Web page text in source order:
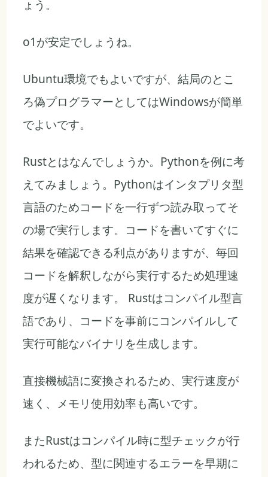
ょう。
o1が安定でしょうね。
Ubuntu環境でもよいですが、結局のとこ
ろ偽プログラマーとしてはWindowsが簡単
でよいです。
Rustとはなんでしょうか。Pythonを例に考
えてみましょう。Pythonはインタプリタ型
言語のためコードを一行ずつ読み取ってそ
の場で実行します。コードを書いてすぐに
結果を確認できる利点がありますが、毎回
コードを解釈しながら実行するため処理速
度が遅くなります。 Rustはコンパイル型言
語であり、コードを事前にコンパイルして
実行可能なバイナリを生成します。
直接機械語に変換されるため、実行速度が
速く、メモリ使用効率も高いです。
またRustはコンパイル時に型チェックが行
われるため、型に関連するエラーを早期に